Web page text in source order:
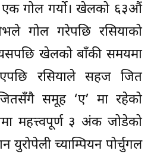
एक गोल गर्यो। खेलको ६३औं
गोल गरेपछि रसियाको
खेलको बाँकी समयमा
रसियाले सहज जित
समूह ‘ए’ मा रहेको
महत्त्वपूर्ण ३ अंक जोडेको
युरोपेली च्याम्पियन पोर्चुगल